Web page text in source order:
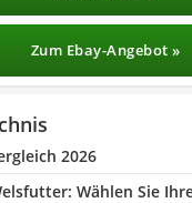
Zum Ebay-Angebot »
2026
Wählen Sie